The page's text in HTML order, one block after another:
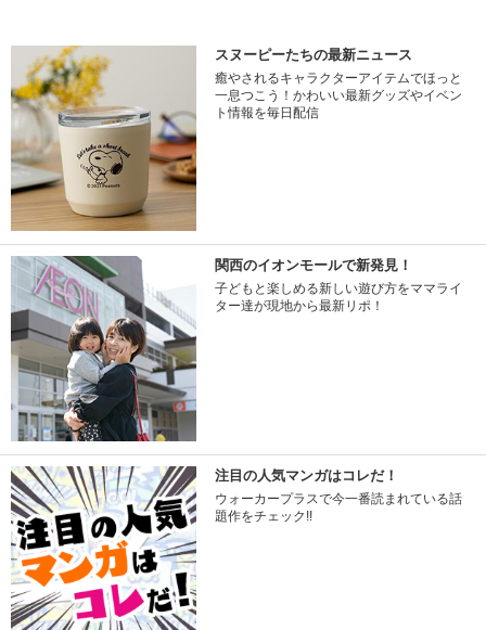
スヌーピーたちの最新ニュース
癒やされるキャラクターアイテムでほっと
一息つこう！かわいい最新グッズやイベン
ト情報を毎日配信
関西のイオンモールで新発見！
子どもと楽しめる新しい遊び方をママライ
ター達が現地から最新リポ！
注目の人気マンガはコレだ！
ウォーカープラスで今一番読まれている話
題作をチェック!!